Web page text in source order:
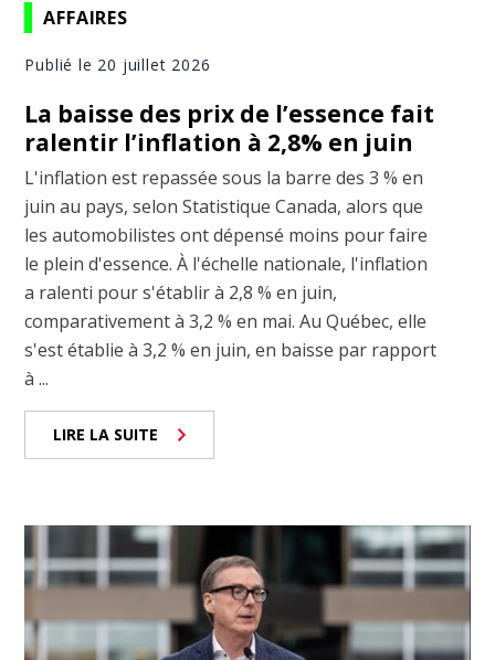
AFFAIRES
Publié le 20 juillet 2026
La baisse des prix de l’essence fait
ralentir l’inflation à 2,8% en juin
L'inflation est repassée sous la barre des 3 % en
juin au pays, selon Statistique Canada, alors que
les automobilistes ont dépensé moins pour faire
le plein d'essence. À l'échelle nationale, l'inflation
a ralenti pour s'établir à 2,8 % en juin,
comparativement à 3,2 % en mai. Au Québec, elle
s'est établie à 3,2 % en juin, en baisse par rapport
à ...
LIRE LA SUITE